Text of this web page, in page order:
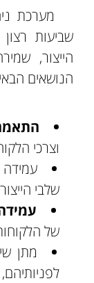
מערכת
שביעות
הייצור,
הנושאים
וצרכי
שלבי
של
מתן